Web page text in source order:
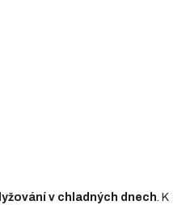
lyžování v chladných dnech . K